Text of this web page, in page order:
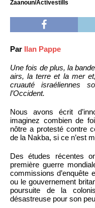
Zaanoun/Activestills
Par Ilan Pappe
Une fois de plus, la
airs, la terre et la mer
cruauté israéliennes
l’Occident.
Nous avons écrit
imaginez combien de
nôtre a protesté contre
de la Nakba, si ce n’est
Des études récentes
première guerre
commissions d’enquête
ou le gouvernement
poursuite de la
désastreuse pour son